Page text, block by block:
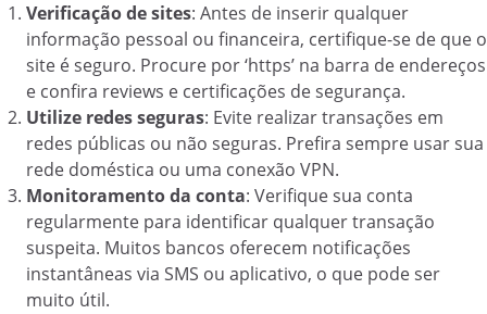
Verificação de sites: Antes de inserir qualquer
informação pessoal ou financeira, certifique-se de que o
site é seguro. Procure por ‘https’ na barra de endereços
e confira reviews e certificações de segurança.
Utilize redes seguras: Evite realizar transações em
redes públicas ou não seguras. Prefira sempre usar sua
rede doméstica ou uma conexão VPN.
Monitoramento da conta: Verifique sua conta
regularmente para identificar qualquer transação
suspeita. Muitos bancos oferecem notificações
instantâneas via SMS ou aplicativo, o que pode ser
muito útil.